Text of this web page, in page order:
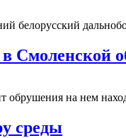
белорусский
Смоленской
обрушения на нем
среды